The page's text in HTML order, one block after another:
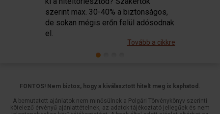
valamint weboldalforgalmunk elemzéséhez. Ezenkívül
közösségi média-, hirdető- és elemző partnereinkkel
megosztjuk az Ön weboldalhasználatra vonatkozó
adatait, akik kombinálhatják az adatokat más olyan
adatokkal, amelyeket Ön adott meg számukra vagy az
szerint max. 30-40% a biztonságos,
de sokan mégis erőn felül adósodnak
el.
Tovább a cikkre
FONTOS! Nem biztos, hogy a kiválasztott hitelt meg is kaphatod.
A bemutatott ajánlatok nem minősülnek a Polgári Törvénykönyv szerinti
kötelező érvényű ajánlattételnek, az adatok tájékoztató jellegűek és nem